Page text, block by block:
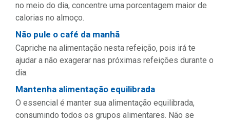
no meio do dia, concentre uma porcentagem maior de
calorias no almoço.
Não pule o café da manhã
Capriche na alimentação nesta refeição, pois irá te
ajudar a não exagerar nas próximas refeições durante o
dia.
Mantenha alimentação equilibrada
O essencial é manter sua alimentação equilibrada,
consumindo todos os grupos alimentares. Não se